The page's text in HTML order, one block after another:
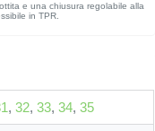
e una chiusura regolabile alla
in TPR.
, 32, 33, 34, 35